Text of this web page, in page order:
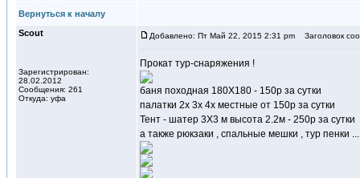
Вернуться к началу
Scout
Зарегистрирован:
28.02.2012
Сообщения: 261
Откуда: уфа
Добавлено: Пт Май 22, 2015 2:31 pm Заголовок
Прокат тур-снаряжения !
баня походная 180Х180 - 150р за сутки
палатки 2х 3х 4х местные от 150р за сутки
Тент - шатер 3Х3 м высота 2.2м - 250р за сутки
а также рюкзаки , спальные мешки , тур пенки ...